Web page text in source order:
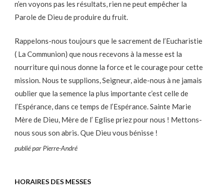
n’en voyons pas les résultats, rien ne peut empêcher la
Parole de Dieu de produire du fruit.
Rappelons-nous toujours que le sacrement de l’Eucharistie
( La Communion) que nous recevons à la messe est la
nourriture qui nous donne la force et le courage pour cette
mission. Nous te supplions, Seigneur, aide-nous à ne jamais
oublier que la semence la plus importante c’est celle de
l’Espérance, dans ce temps de l’Espérance. Sainte Marie
Mère de Dieu, Mère de l’ Eglise priez pour nous ! Mettons-
nous sous son abris. Que Dieu vous bénisse !
publié par Pierre-André
HORAIRES DES MESSES